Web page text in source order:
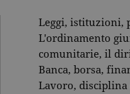
Leggi, istituzioni,
L'ordinamento
comunitarie, il
Banca, borsa,
Lavoro,